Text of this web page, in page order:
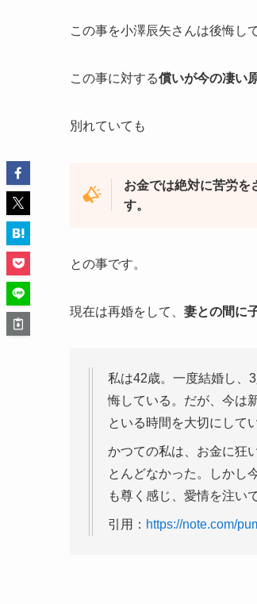
この事を小澤辰矢さんは後悔し
この事に対する償いが今の凄い
別れていても
お金では絶対に苦労を
す。
との事です。
現在は再婚をして、 妻との間に
私は42歳。一度結婚し、
悔している。だが、今は
といる時間を大切にして
かつての私は、お金に狂
とんどなかった。しかし
も尊く感じ、愛情を注い
引用： https://note.com/